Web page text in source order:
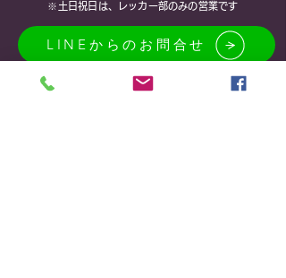
※土日祝​日は、レッカー部のみの営業です
LINEからのお問合せ
© 2017 著作権。 RM FACTORYで作成されたホームページです。